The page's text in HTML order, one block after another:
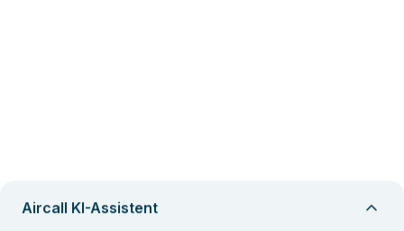
Aircall KI-Assistent